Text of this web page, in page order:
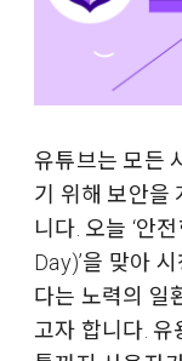
유튜브는 모든
기 위해 보안을
니다. 오늘 ‘안
Day)’을 맞아
다는 노력의 일
고자 합니다.